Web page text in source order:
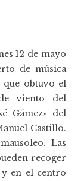
12 de mayo
de música
que obtuvo el
viento del
Gámez» del
Castillo.
Las
recoger
en el centro